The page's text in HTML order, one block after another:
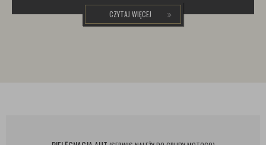
CZYTAJ WIĘCEJ